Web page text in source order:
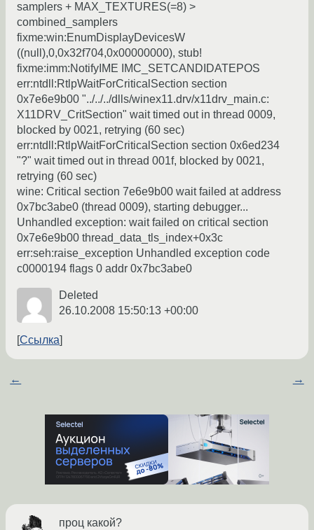
samplers + MAX_TEXTURES(=8) >
combined_samplers
fixme:win:EnumDisplayDevicesW
((null),0,0x32f704,0x00000000), stub!
fixme:imm:NotifyIME IMC_SETCANDIDATEPOS
err:ntdll:RtlpWaitForCriticalSection section
0x7e6e9b00 "../../../dlls/winex11.drv/x11drv_main.c:
X11DRV_CritSection" wait timed out in thread 0009,
blocked by 0021, retrying (60 sec)
err:ntdll:RtlpWaitForCriticalSection section 0x6ed234
"?" wait timed out in thread 001f, blocked by 0021,
retrying (60 sec)
wine: Critical section 7e6e9b00 wait failed at address
0x7bc3abe0 (thread 0009), starting debugger...
Unhandled exception: wait failed on critical section
0x7e6e9b00 thread_data_tls_index+0x3c
err:seh:raise_exception Unhandled exception code
c0000194 flags 0 addr 0x7bc3abe0
Deleted
26.10.2008 15:50:13 +00:00
Ссылка
← →
проц какой?